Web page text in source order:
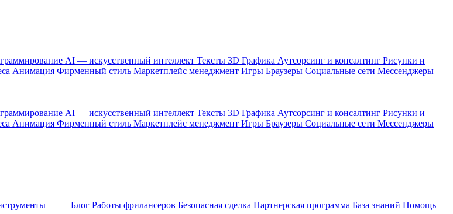
AI — искусственный интеллект Тексты 3D Графика Аутсорсинг и консалтинг Рисунки и
Анимация Фирменный стиль Маркетплейс менеджмент Игры Браузеры Социальные сети Мессенджеры
AI — искусственный интеллект Тексты 3D Графика Аутсорсинг и консалтинг Рисунки и
Анимация Фирменный стиль Маркетплейс менеджмент Игры Браузеры Социальные сети Мессенджеры
Блог Работы фрилансеров Безопасная сделка Партнерская программа База знаний Помощь